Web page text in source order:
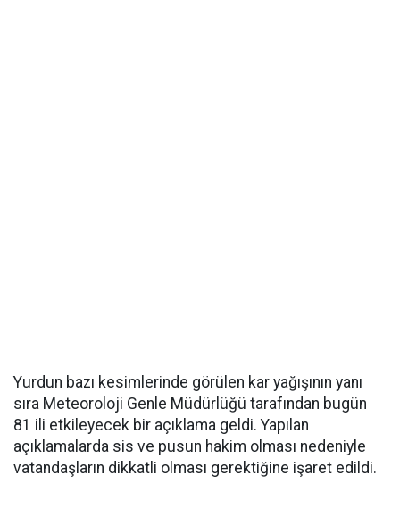
Yurdun bazı kesimlerinde görülen kar yağışının yanı
sıra Meteoroloji Genle Müdürlüğü tarafından bugün
81 ili etkileyecek bir açıklama geldi. Yapılan
açıklamalarda sis ve pusun hakim olması nedeniyle
vatandaşların dikkatli olması gerektiğine işaret edildi.